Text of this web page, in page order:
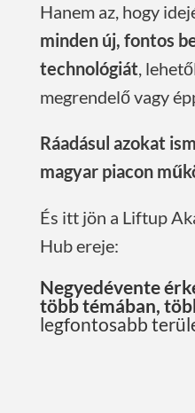
Hanem az, hogy
minden új, fontos
technológiát,
megrendelő vagy
Ráadásul azokat
magyar piacon
És itt jön a Liftup
Hub ereje:
Negyedévente
több témában,
legfontosabb